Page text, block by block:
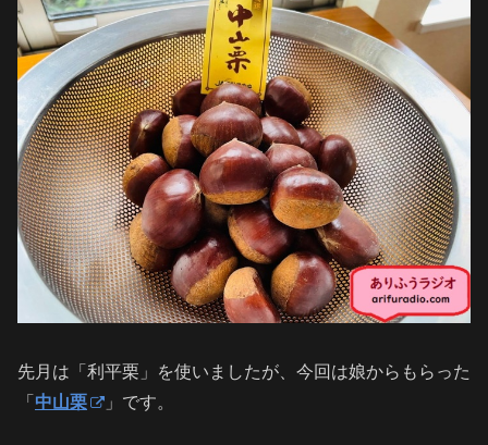
先月は「利平栗」を使いましたが、今回は娘からもらった
「 中山栗 」です。